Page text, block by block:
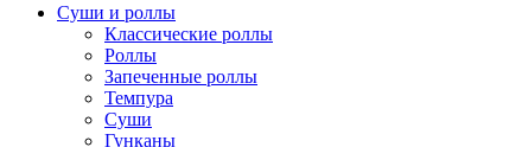
Суши и роллы
Классические роллы
Роллы
Запеченные роллы
Темпура
Суши
Гунканы